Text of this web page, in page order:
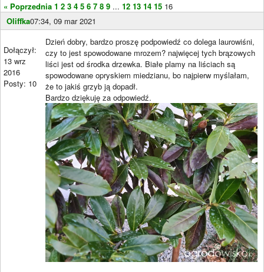
« Poprzednia 1 2 3 4 5 6 7 8 9 ... 12 13 14 15 16
Oliffka07:34, 09 mar 2021
Dołączył:
13 wrz
2016
Posty: 10
Dzień dobry, bardzo proszę podpowiedź co dolega laurowiśni,
czy to jest spowodowane mrozem? najwięcej tych brązowych
liści jest od środka drzewka. Białe plamy na liściach są
spowodowane opryskiem miedzianu, bo najpierw myślałam,
że to jakiś grzyb ją dopadł.
Bardzo dziękuję za odpowiedź.